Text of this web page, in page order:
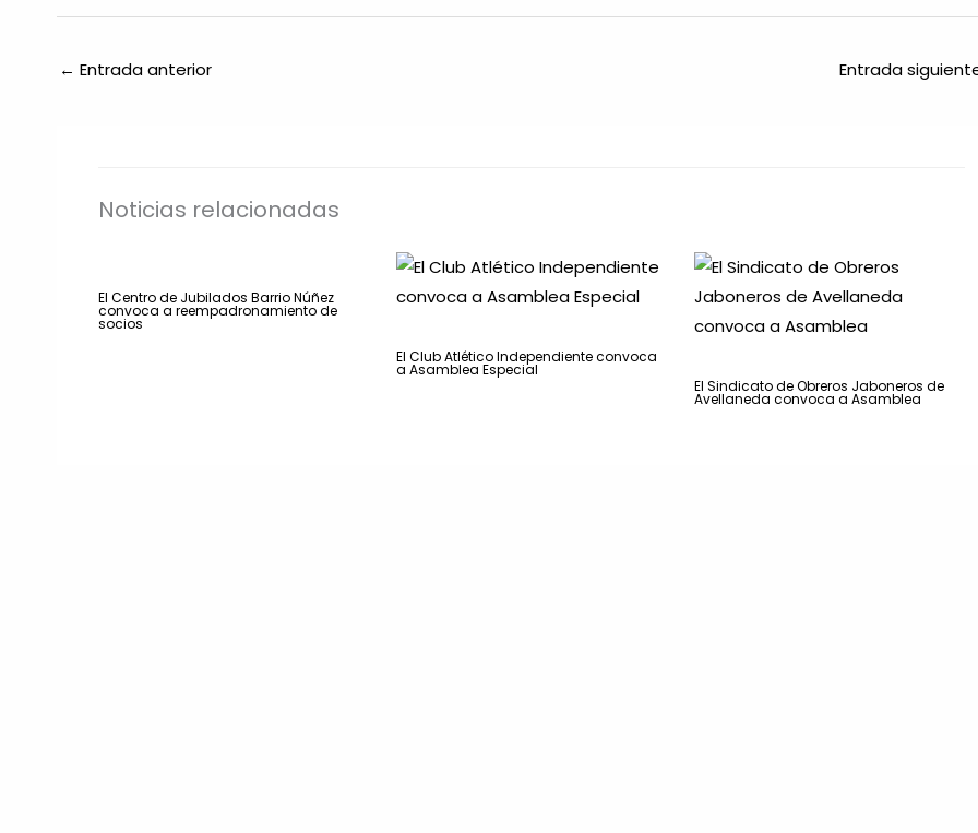
← Entrada anterior Entrada
Noticias relacionadas
El Centro de Jubilados Barrio Núñez
convoca a reempadronamiento de
socios
El Club Atlético Independiente convoca
a Asamblea Especial
El Sindicato de Obreros Jaboneros de
Avellaneda convoca a Asamblea